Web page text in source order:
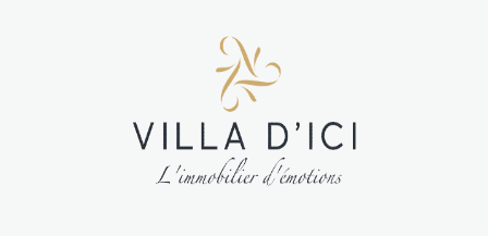
Morbihan (M)